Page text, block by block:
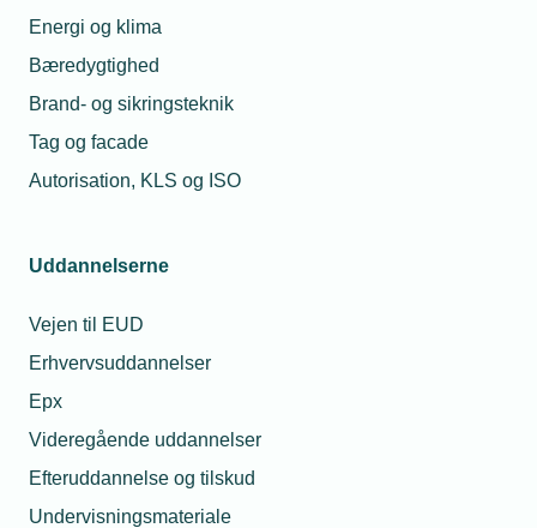
Energi og klima
Bæredygtighed
Brand- og sikringsteknik
Tag og facade
Autorisation, KLS og ISO
Uddannelserne
Vejen til EUD
Erhvervsuddannelser
Epx
Videregående uddannelser
Efteruddannelse og tilskud
Undervisningsmateriale
Relaterede nyheder
Uforløst
varmepumpe-
mange kommuner
Udskudt
direktivet udskudt